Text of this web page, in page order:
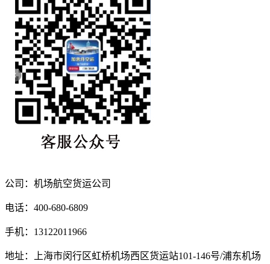
公司：机场航空货运公司
电话：400-680-6809
手机：13122011966
地址：上海市闵行区虹桥机场西区货运站101-146号/浦东机场